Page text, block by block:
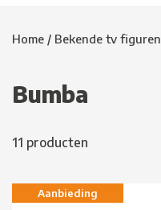
Home / Bekende tv figuren
Bumba
11 producten
Aanbieding